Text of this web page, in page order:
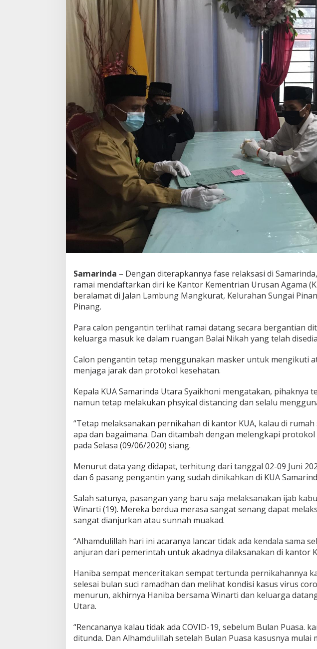
Samarinda – Dengan diterapkannya fase relaksasi di
ramai mendaftarkan diri ke Kantor Kementrian Urusan Agama
beralamat di Jalan Lambung Mangkurat, Kelurahan Sungai
Pinang.
Para calon pengantin terlihat ramai datang secara bergantian
keluarga masuk ke dalam ruangan Balai Nikah yang telah
Calon pengantin tetap menggunakan masker untuk mengikuti
menjaga jarak dan protokol kesehatan.
Kepala KUA Samarinda Utara Syaikhoni mengatakan, pihaknya
namun tetap melakukan phsyical distancing dan selalu
“Tetap melaksanakan pernikahan di kantor KUA, kalau di
apa dan bagaimana. Dan ditambah dengan melengkapi
pada Selasa (09/06/2020) siang.
Menurut data yang didapat, terhitung dari tanggal 02-09 Juni
dan 6 pasang pengantin yang sudah dinikahkan di KUA
Salah satunya, pasangan yang baru saja melaksanakan ijab
Winarti (19). Mereka berdua merasa sangat senang dapat
sangat dianjurkan atau sunnah muakad.
“Alhamdulillah hari ini acaranya lancar tidak ada kendala sama
anjuran dari pemerintah untuk akadnya dilaksanakan di kantor
Haniba sempat menceritakan sempat tertunda pernikahannya
selesai bulan suci ramadhan dan melihat kondisi kasus virus
menurun, akhirnya Haniba bersama Winarti dan keluarga
Utara.
“Rencananya kalau tidak ada COVID-19, sebelum Bulan Puasa.
ditunda. Dan Alhamdulillah setelah Bulan Puasa kasusnya mulai